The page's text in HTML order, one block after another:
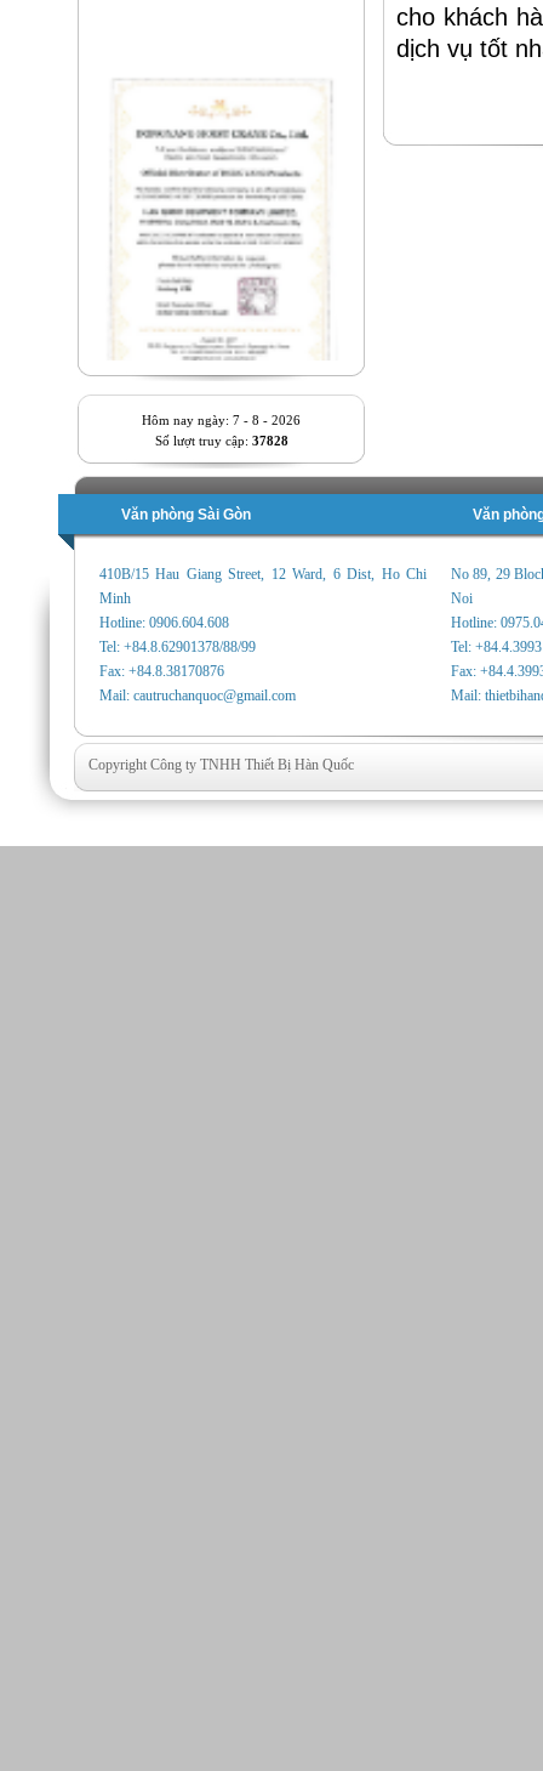
Hôm nay ngày: 7 - 8 - 2026
Số lượt truy cập: 37828
cho khách
dịch vụ tốt
Văn phòng Sài Gòn Văn
410B/15 Hau Giang Street, 12 Ward, 6 Dist, Ho Chi
Minh
Hotline: 0906.604.608
Tel: +84.8.62901378/88/99
Fax: +84.8.38170876
Mail: cautruchanquoc@gmail.com
No 89, 29
Noi
Hotline:
Tel:
Fax:
Mail:
Copyright Công ty TNHH Thiết Bị Hàn Quốc